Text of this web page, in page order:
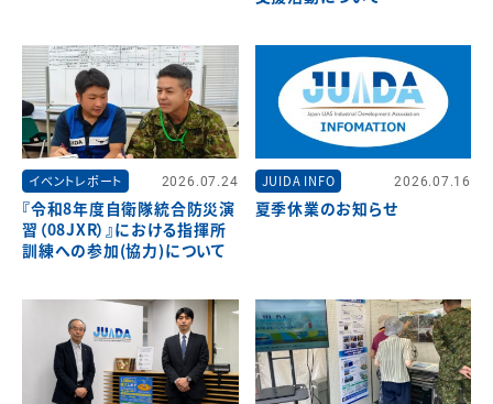
イベントレポート 2026.07.24
『令和8年度自衛隊統合防災演
習（08JXR）』における指揮所
訓練への参加(協力)について
JUIDA INFO 2026.07.16
夏季休業のお知らせ